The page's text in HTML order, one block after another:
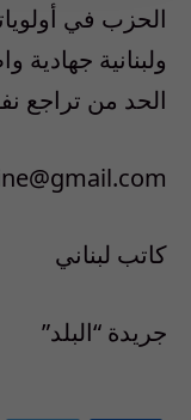
الحزب في
ولبنانية
الحد من تراجع
كاتب لبناني
جريدة “البلد”